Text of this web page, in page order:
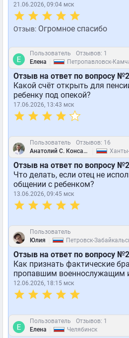
21.06.2026, 09:04 мск
Отзыв: Огромное спасибо
Пользователь
Отзывов: 1
Елена
Петропавловск-
Отзыв на ответ по вопросу
Какой счёт открыть для
ребенку под опекой?
17.06.2026, 13:43 мск
Пользователь
Отзывов: 16
Анатолий С. Консалтинговое агентство "Лайф-Промо"
Отзыв на ответ по вопросу
Что делать, если отец не
общении с ребенком?
13.06.2026, 09:45 мск
Пользователь
Юлия
Петровск-
Отзыв на ответ по вопросу
Как признать фактические
пропавшим военнослужащим
12.06.2026, 18:15 мск
Пользователь
Отзывов: 1
Елена
Челябинск